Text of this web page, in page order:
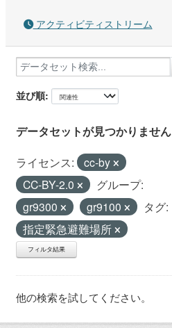
アクティビティストリーム
並び順
データセットが見つかりません
ライセンス:
cc-by
CC-BY-2.0
グループ:
gr9300
gr9100
タグ:
指定緊急避難場所
フィルタ結果
他の検索を試してください。